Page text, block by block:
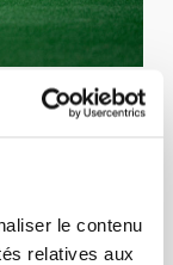
le contenu
relatives aux